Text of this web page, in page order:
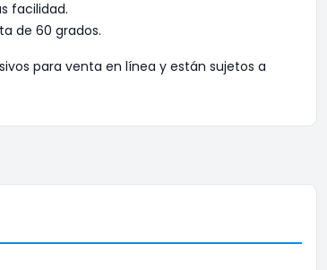
facilidad.
de 60 grados.
para venta en línea y están sujetos a